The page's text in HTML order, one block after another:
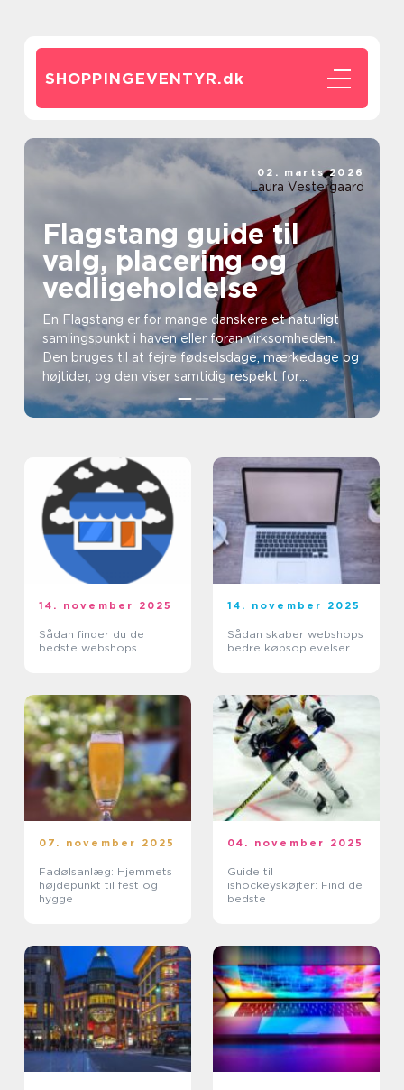
SHOPPINGEVENTYR.dk
Flagstang guide til
valg, placering og
vedligeholdelse
En Flagstang er for mange danskere et naturligt
samlingspunkt i haven eller foran virksomheden.
Den bruges til at fejre fødselsdage, mærkedage og
højtider, og den viser samtidig respekt for
flagtradit...
02. marts 2026
Laura Vestergaard
14. november 2025
Sådan finder du de
bedste webshops
14. november 2025
Sådan skaber webshops
bedre købsoplevelser
07. november 2025
Fadølsanlæg: Hjemmets
højdepunkt til fest og
hygge
04. november 2025
Guide til
ishockeyskøjter: Find de
bedste